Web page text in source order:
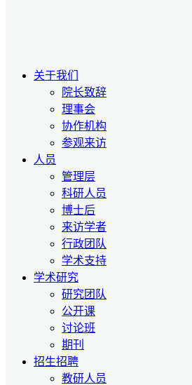
关于我们
院长致辞
理事会
协作机构
参观来访
人员
管理层
科研人员
博士后
来访学者
行政团队
学术支持
学术研究
研究团队
公开课
讨论班
期刊
招生招聘
教研人员